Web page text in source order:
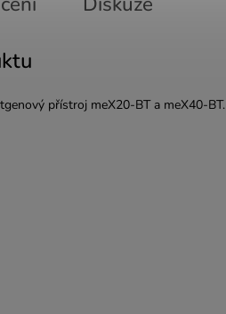
přístroj meX20-BT a meX40-BT.